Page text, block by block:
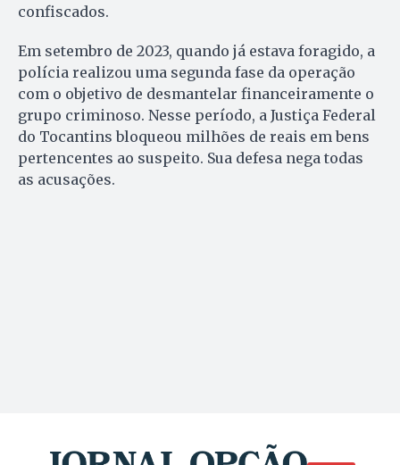
confiscados.
Em setembro de 2023, quando já estava foragido, a
polícia realizou uma segunda fase da operação
com o objetivo de desmantelar financeiramente o
grupo criminoso. Nesse período, a Justiça Federal
do Tocantins bloqueou milhões de reais em bens
pertencentes ao suspeito. Sua defesa nega todas
as acusações.